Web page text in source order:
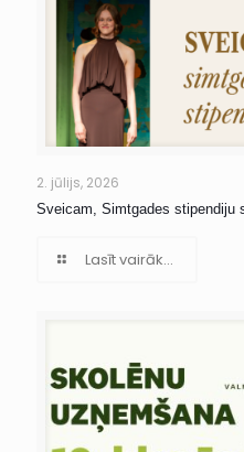
2. jūlijs, 2026
Sveicam, Simtgades stipendiju
Lasīt vairāk...